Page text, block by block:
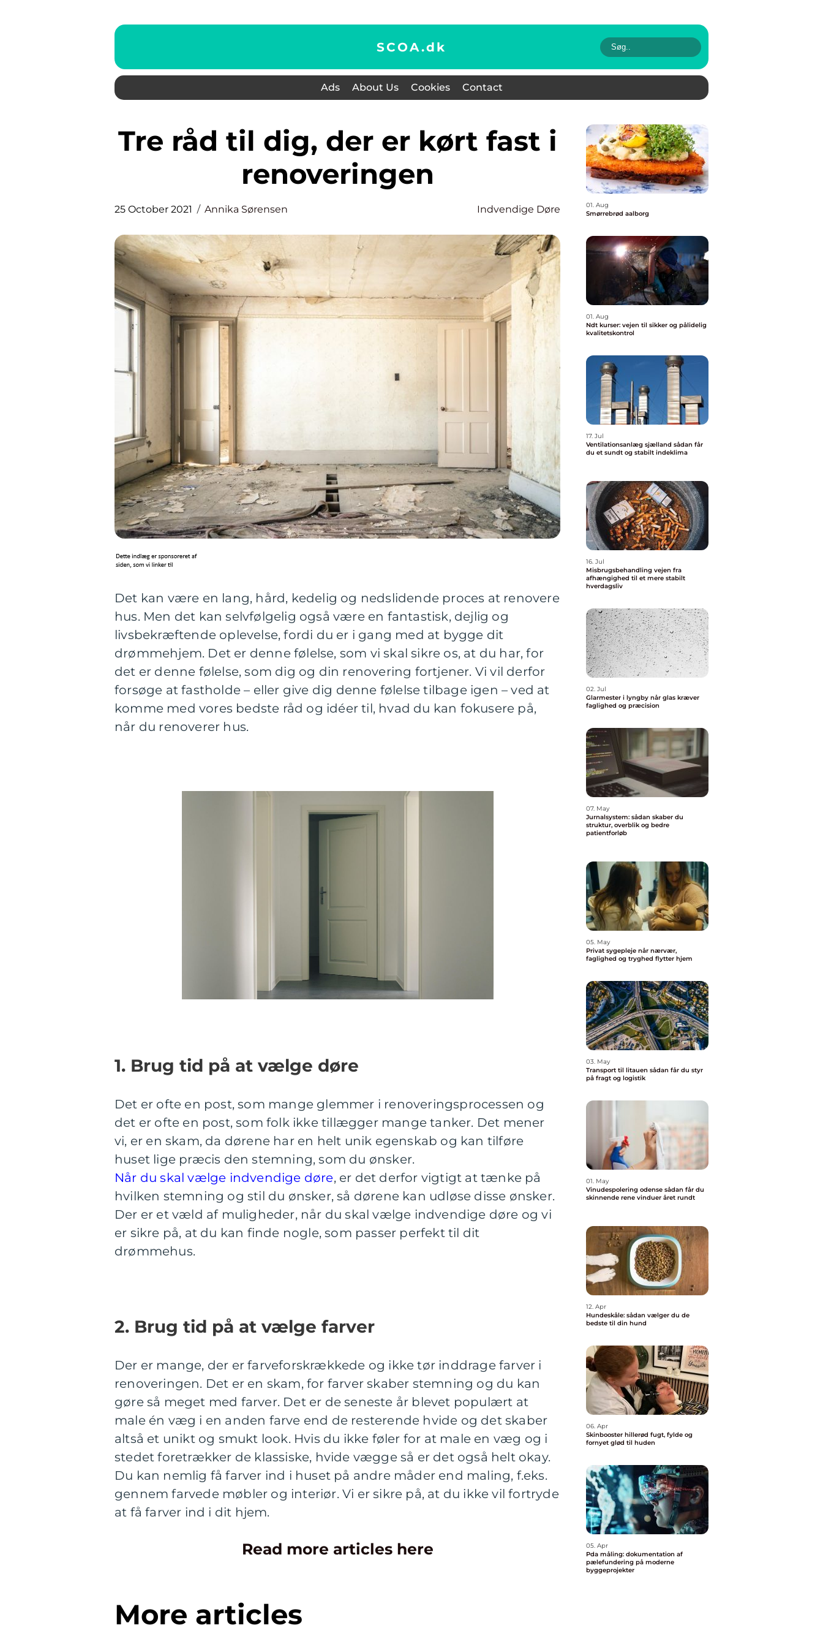
SCOA.dk
Ads About Us Cookies Contact
Tre råd til dig, der er kørt fast i
renoveringen
25 October 2021 Annika Sørensen Indvendige Døre
Det kan være en lang, hård, kedelig og nedslidende proces at renovere
hus. Men det kan selvfølgelig også være en fantastisk, dejlig og
livsbekræftende oplevelse, fordi du er i gang med at bygge dit
drømmehjem. Det er denne følelse, som vi skal sikre os, at du har, for
det er denne følelse, som dig og din renovering fortjener. Vi vil derfor
forsøge at fastholde – eller give dig denne følelse tilbage igen – ved at
komme med vores bedste råd og idéer til, hvad du kan fokusere på,
når du renoverer hus.
1. Brug tid på at vælge døre
Det er ofte en post, som mange glemmer i renoveringsprocessen og
det er ofte en post, som folk ikke tillægger mange tanker. Det mener
vi, er en skam, da dørene har en helt unik egenskab og kan tilføre
huset lige præcis den stemning, som du ønsker.
Når du skal vælge indvendige døre, er det derfor vigtigt at tænke på
hvilken stemning og stil du ønsker, så dørene kan udløse disse ønsker.
Der er et væld af muligheder, når du skal vælge indvendige døre og vi
er sikre på, at du kan finde nogle, som passer perfekt til dit
drømmehus.
2. Brug tid på at vælge farver
Der er mange, der er farveforskrækkede og ikke tør inddrage farver i
renoveringen. Det er en skam, for farver skaber stemning og du kan
gøre så meget med farver. Det er de seneste år blevet populært at
male én væg i en anden farve end de resterende hvide og det skaber
altså et unikt og smukt look. Hvis du ikke føler for at male en væg og i
stedet foretrækker de klassiske, hvide vægge så er det også helt okay.
Du kan nemlig få farver ind i huset på andre måder end maling, f.eks.
gennem farvede møbler og interiør. Vi er sikre på, at du ikke vil fortryde
at få farver ind i dit hjem.
Read more articles here
More articles
01. Aug
Smørrebrød aalborg
01. Aug
Ndt kurser: vejen til sikker og pålidelig
kvalitetskontrol
17. Jul
Ventilationsanlæg sjælland sådan får
du et sundt og stabilt indeklima
16. Jul
Misbrugsbehandling vejen fra
afhængighed til et mere stabilt
hverdagsliv
02. Jul
Glarmester i lyngby når glas kræver
faglighed og præcision
07. May
Jurnalsystem: sådan skaber du
struktur, overblik og bedre
patientforløb
05. May
Privat sygepleje når nærvær,
faglighed og tryghed flytter hjem
03. May
Transport til litauen sådan får du styr
på fragt og logistik
01. May
Vinudespolering odense sådan får du
skinnende rene vinduer året rundt
12. Apr
Hundeskåle: sådan vælger du de
bedste til din hund
06. Apr
Skinbooster hillerød fugt, fylde og
fornyet glød til huden
05. Apr
Pda måling: dokumentation af
pælefundering på moderne
byggeprojekter